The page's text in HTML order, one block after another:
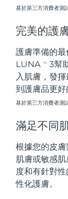
基於第三方消費者測
完美的護
護膚準備的
LUNATM
3幫
入肌膚，發
到護膚品更好
基於第三方消費者測
滿足不同
根據您的皮
肌膚或敏感
度和有針對
性化護膚。
美國
烏茲別克
越南